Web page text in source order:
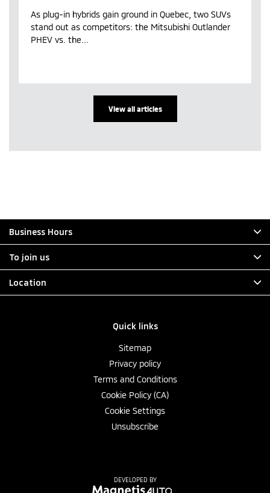
As plug-in hybrids gain ground in Quebec, two SUVs
stand out as competitors: the Mitsubishi Outlander
PHEV vs. the...
View all articles
Quick links
Sitemap
Privacy policy
Terms and Conditions
Cookie Policy (CA)
Cookie Settings
Unsubscribe
Business Hours
To join us
Location
DEVELOPED BY